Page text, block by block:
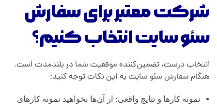
شرکت معتبر برای سفارش
سئو سایت انتخاب کنیم؟
انتخاب درست، تضمین‌کننده موفقیت شما در بلندمدت است.
هنگام سفارش سئو سایت به این نکات توجه کنید:
نمونه کارها و نتایج واقعی: از آن‌ها بخواهید نمونه کارهای